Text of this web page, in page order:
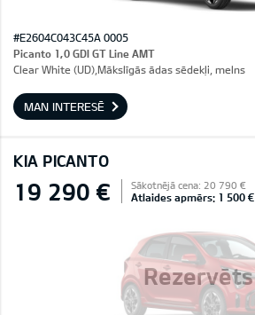
#E2604C043C45A 0005
Picanto 1,0 GDI GT Line AMT
Clear White (UD),Mākslīgās ādas sēdekļi, melns
MAN INTERESĒ
KIA PICANTO
Rezervēts
19 290 € Sākotnējā cena: 20 790 €
Atlaides apmērs: 1 500 €